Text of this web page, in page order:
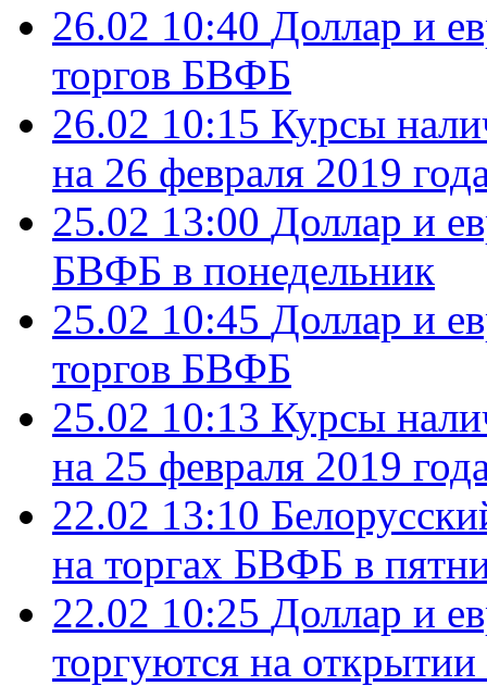
26.02 10:40 Доллар и
торгов БВФБ
26.02 10:15 Курсы
на 26 февраля 2019
25.02 13:00 Доллар и
БВФБ в понедельник
25.02 10:45 Доллар и
торгов БВФБ
25.02 10:13 Курсы
на 25 февраля 2019
22.02 13:10
на торгах БВФБ в
22.02 10:25 Доллар и
торгуются на